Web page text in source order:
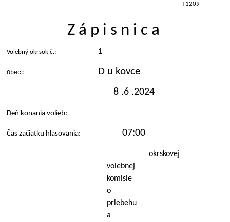
T1209
Z á p i s n i c a
Volebný okrsok č.: 1
Obec: D u kovce
Deň konania volieb:
8 .6 .2024
Čas začiatku hlasovania: 07:00
okrskovej
volebnej
komisie
o
priebehu
a